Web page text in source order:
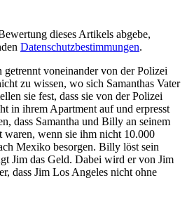
dieses Artikels abgebe,
Datenschutzbestimmungen.
voneinander von der Polizei
zu wissen, wo sich Samanthas Vater
sie fest, dass sie von der Polizei
in ihrem Apartment auf und erpresst
dass Samantha und Billy an seinem
waren, wenn sie ihm nicht 10.000
Mexiko besorgen. Billy löst sein
Jim das Geld. Dabei wird er von Jim
dass Jim Los Angeles nicht ohne